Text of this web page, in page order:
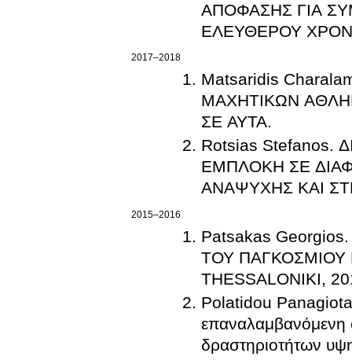
ΑΠΟΦΑΣΗΣ ΓΙΑ
ΕΛΕΥΘΕΡΟΥ
2017–2018
Matsaridis
ΜΑΧΗΤΙΚΩΝ
ΣΕ ΑΥΤΑ.
Rotsias
ΕΜΠΛΟΚΗ ΣΕ
ΑΝΑΨΥΧΗΣ ΚΑΙ
2015–2016
Patsakas
ΤΟΥ ΠΑΓΚΟΣΜΙΟΥ
THESSALONIKI,
Polatidou
επαναλαμβανόμενη
δραστηριοτήτων